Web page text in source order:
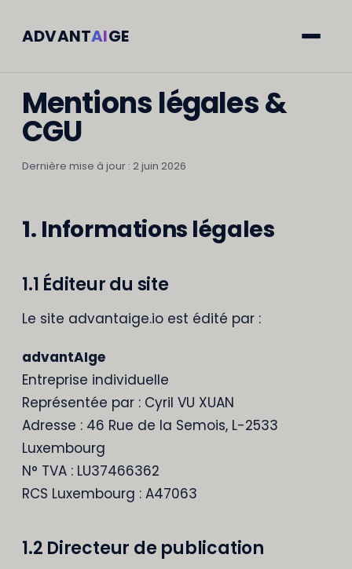
ADVANTAIGE
LÉGAL
Mentions légales &
CGU
Dernière mise à jour : 2 juin 2026
1. Informations légales
1.1 Éditeur du site
Le site advantaige.io est édité par :
advantAIge
Entreprise individuelle
Représentée par : Cyril VU XUAN
Adresse : 46 Rue de la Semois, L-2533
Luxembourg
N° TVA : LU37466362
RCS Luxembourg : A47063
1.2 Directeur de publication